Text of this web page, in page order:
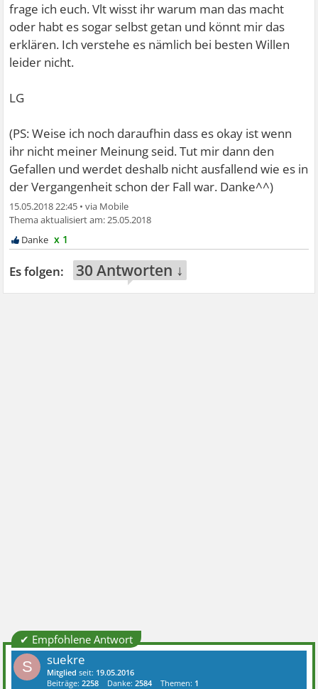
frage ich euch. Vlt wisst ihr warum man das macht
oder habt es sogar selbst getan und könnt mir das
erklären. Ich verstehe es nämlich bei besten Willen
leider nicht.
LG
(PS: Weise ich noch daraufhin dass es okay ist wenn
ihr nicht meiner Meinung seid. Tut mir dann den
Gefallen und werdet deshalb nicht ausfallend wie es in
der Vergangenheit schon der Fall war. Danke^^)
15.05.2018 22:45 •
25.05.2018
x 1
30 Antworten ↓
✔ Empfohlene Antwort
S suekre
Mitglied seit: 19.05.2016
Beiträge:2258 Danke:2584 Themen: 1